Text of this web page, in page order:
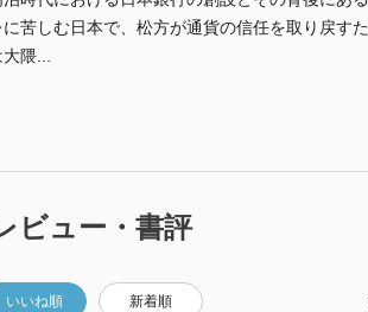
苦しむ日本で、松方が通貨の信任を取り戻す
隈...
ビュー・書評
いいね順 新着順